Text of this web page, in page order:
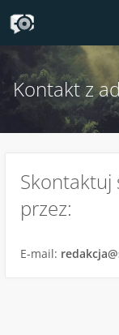
Kontakt z
Skontaktuj
przez:
E-mail: